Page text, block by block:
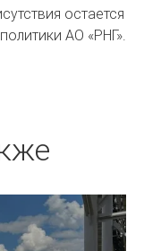
остается
АО «РНГ».